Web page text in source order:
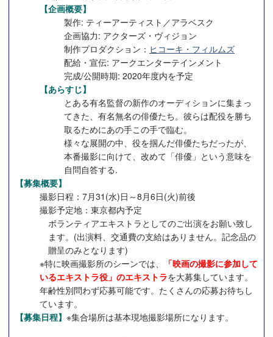
【企画概要】
製作: ティーアーティスト／アラベスク
企画協力: アクターズ・ヴィジョン
制作プロダクション： ヒコーキ・フィルムズ
配給・宣伝: アークエンターテインメント
完成/公開時期: 2020年度内を予定
【あらすじ】
とある有名監督の新作のオーディションに集まっ
てきた、有名無名の俳優たち。彼らは配役を勝ち
取るためにあの手この手で臨む。
様々な展開の中、役を掴んだ俳優たちだったが、
本番撮影に向けて、改めて「俳優」という意味を
自問自答する.
【募集概要】
撮影日程：7月31(水)日～8月6日(火)前後
撮影予定地：東京都内予定
ボランティアエキストラとしてのご出演をお願い致し
ます。(出演料、交通費の支給はありません。記念品の
贈呈のみとなります)
※特に映画撮影所のシーンでは、
「映画の撮影に参加して
いるエキストラ役」のエキストラを大募集しています。
年齢性別問わず応募可能です。たくさんの応募お待ちし
ています。
【募集日程】 ※集合場所は基本現地撮影場所になります。